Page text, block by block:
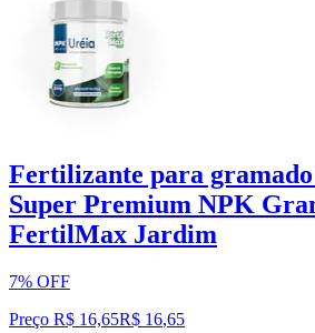
Fertilizante para
Super Premium NPK
FertilMax Jardim
7% OFF
Preço R$ 16,65R$ 16,65